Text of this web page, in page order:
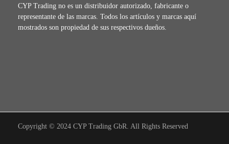
CYP Trading no es un distribuidor autorizado, fabricante o
representante de las marcas. Todos los artículos y marcas aquí
mostrados son propiedad de sus respectivos dueños.
Copyright © 2024 CYP Trading GbR. All Rights Reserved